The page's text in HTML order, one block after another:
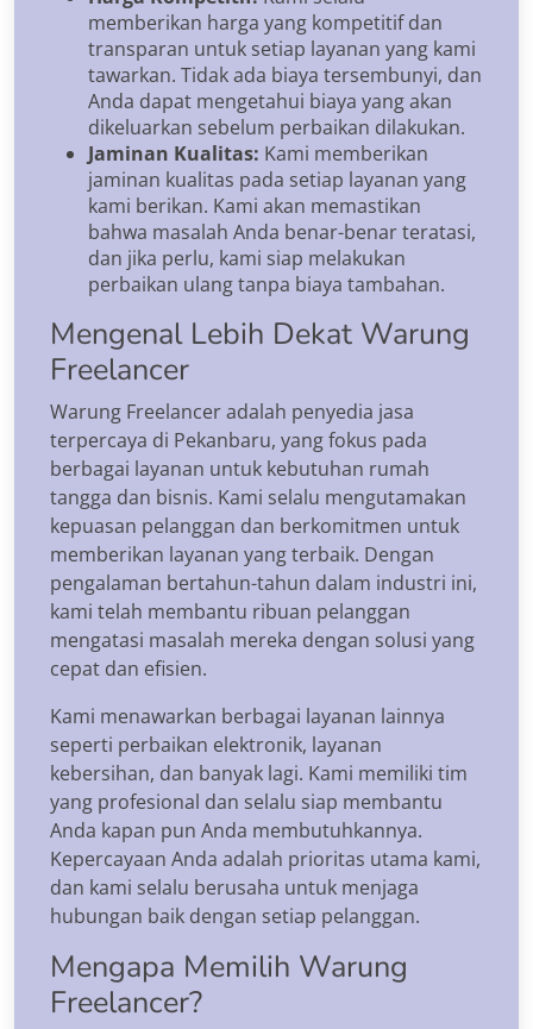
memberikan harga yang kompetitif dan
transparan untuk setiap layanan yang kami
tawarkan. Tidak ada biaya tersembunyi, dan
Anda dapat mengetahui biaya yang akan
dikeluarkan sebelum perbaikan dilakukan.
Jaminan Kualitas: Kami memberikan
jaminan kualitas pada setiap layanan yang
kami berikan. Kami akan memastikan
bahwa masalah Anda benar-benar teratasi,
dan jika perlu, kami siap melakukan
perbaikan ulang tanpa biaya tambahan.
Mengenal Lebih Dekat Warung
Freelancer
Warung Freelancer adalah penyedia jasa
terpercaya di Pekanbaru, yang fokus pada
berbagai layanan untuk kebutuhan rumah
tangga dan bisnis. Kami selalu mengutamakan
kepuasan pelanggan dan berkomitmen untuk
memberikan layanan yang terbaik. Dengan
pengalaman bertahun-tahun dalam industri ini,
kami telah membantu ribuan pelanggan
mengatasi masalah mereka dengan solusi yang
cepat dan efisien.
Kami menawarkan berbagai layanan lainnya
seperti perbaikan elektronik, layanan
kebersihan, dan banyak lagi. Kami memiliki tim
yang profesional dan selalu siap membantu
Anda kapan pun Anda membutuhkannya.
Kepercayaan Anda adalah prioritas utama kami,
dan kami selalu berusaha untuk menjaga
hubungan baik dengan setiap pelanggan.
Mengapa Memilih Warung
Freelancer?